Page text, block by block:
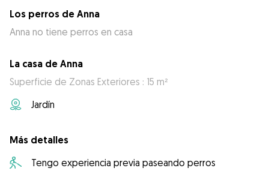
Los perros de Anna
Anna no tiene perros en casa
La casa de Anna
Superficie de Zonas Exteriores : 15 m²
Jardín
Más detalles
Tengo experiencia previa paseando perros